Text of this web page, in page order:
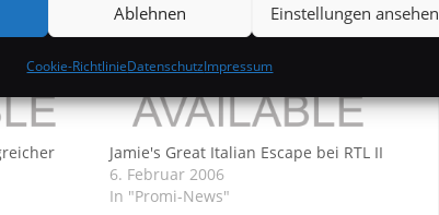
Ablehnen Einstellungen ansehen
Cookie-RichtlinieDatenschutzImpressum
Jamie's Great Italian Escape bei RTL II
6. Februar 2006
In "Promi-News"